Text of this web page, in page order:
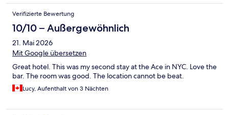
Verifizierte Bewertung
10/10 – Außergewöhnlich
21. Mai 2026
Mit Google übersetzen
Great hotel. This was my second stay at the Ace in NYC. Love the
bar. The room was good. The location cannot be beat.
Lucy, Aufenthalt von 3 Nächten